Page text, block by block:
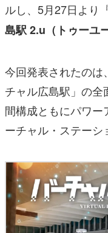
運営：株式会社マレ
ルし、5月27日より
島駅 2.u（トゥーユ
今回発表されたのは
チャル広島駅」の
間構成ともにパワ
ーチャル・ステーシ